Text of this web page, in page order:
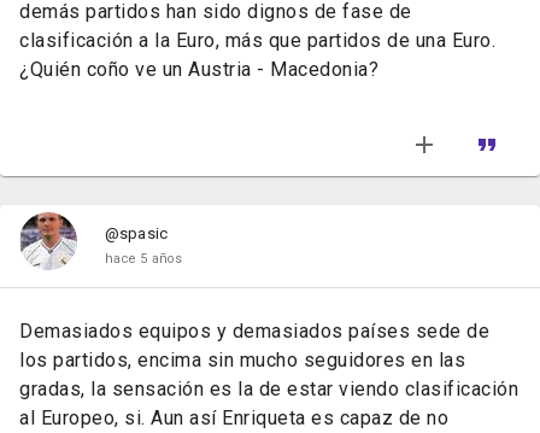
demás partidos han sido dignos de fase de
clasificación a la Euro, más que partidos de una Euro.
¿Quién coño ve un Austria - Macedonia?
@spasic
hace 5 años
Demasiados equipos y demasiados países sede de
los partidos, encima sin mucho seguidores en las
gradas, la sensación es la de estar viendo clasificación
al Europeo, si. Aun así Enriqueta es capaz de no